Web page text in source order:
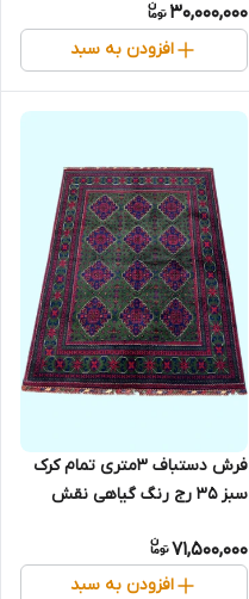
30,000,000
افزودن به سبد
فرش دستباف 3متری تمام کرک
سبز 35 رج رنگ گیاهی نقش
71,500,000
افزودن به سبد